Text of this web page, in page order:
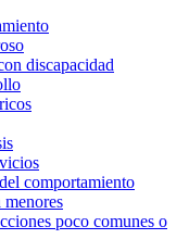
discapacidad
comportamiento
menores
poco comunes o